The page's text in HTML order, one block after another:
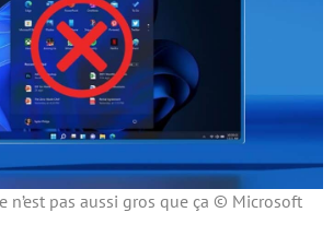
n’est pas aussi gros que ça © Microsoft